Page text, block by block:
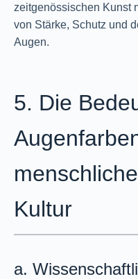
zeitgenössischen Kunst
von Stärke, Schutz und
Augen.
5. Die
Kultur
a.